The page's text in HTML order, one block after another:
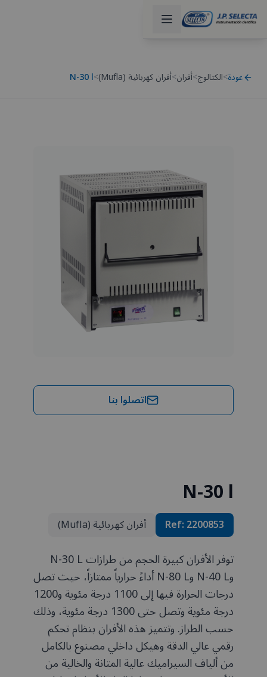
عودة>الكتالوج>أفران>أفران كهربائية (Mufla) >
N-30 l
اتصلوا بنا
N-30 l
Ref:2200853 أفران كهربائية (Mufla)
توفر الأفران كبيرة الحجم من طرازات N-30 L
وN-40 L وN-80 L أداءً حرارياً ممتازاً، حيث تصل
درجات الحرارة فيها إلى 1100 درجة مئوية و1200
درجة مئوية وتصل حتى 1300 درجة مئوية، وذلك
حسب الطراز. وتتميز هذه الأفران بنظام تحكم
رقمي عالي الدقة وهيكل داخلي مصنوع بالكامل
من ألياف السيراميك عالية المتانة والخالية من